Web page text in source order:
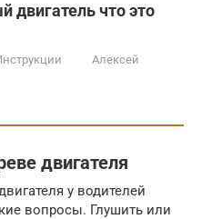
двигатель что это
Алексей
двигателя
у водителей
вопросы. Глушить или